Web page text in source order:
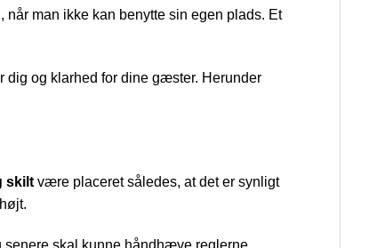
man ikke kan benytte sin egen plads. Et
dig og klarhed for dine gæster. Herunder
skilt være placeret således, at det er synligt
senere skal kunne håndhæve reglerne.